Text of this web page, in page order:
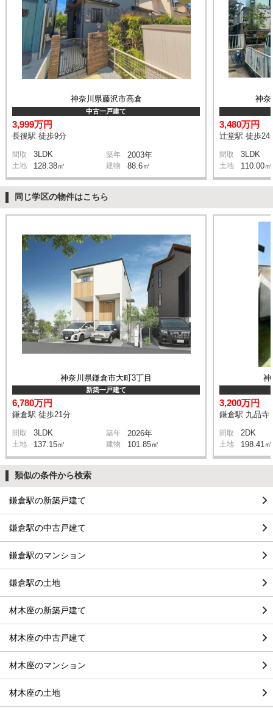
神奈川県藤沢市高倉
中古一戸建て
3,999万円
長後駅 徒歩9分
間取 3LDK 築年 2003年
土地 128.38㎡ 建物 88.6㎡
神奈
3,480万円
辻堂駅 徒歩24
間取 3LDK
土地 110.00㎡
同じ学区の物件はこちら
神奈川県鎌倉市大町3丁目
新築一戸建て
6,780万円
鎌倉駅 徒歩21分
間取 3LDK 築年 2026年
土地 137.15㎡ 建物 101.85㎡
神
3,200万円
鎌倉駅 九品寺
間取 2DK
土地 198.41㎡
類似の条件から検索
鎌倉駅の新築戸建て
鎌倉駅の中古戸建て
鎌倉駅のマンション
鎌倉駅の土地
材木座の新築戸建て
材木座の中古戸建て
材木座のマンション
材木座の土地